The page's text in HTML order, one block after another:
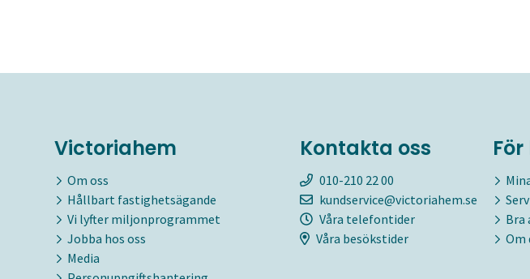
Victoriahem
Om oss
Hållbart fastighetsägande
Vi lyfter miljonprogrammet
Jobba hos oss
Media
Kontakta oss
010-210 22 00
kundservice@victoriahem.se
Våra telefontider
Våra besökstider
Bra
Om